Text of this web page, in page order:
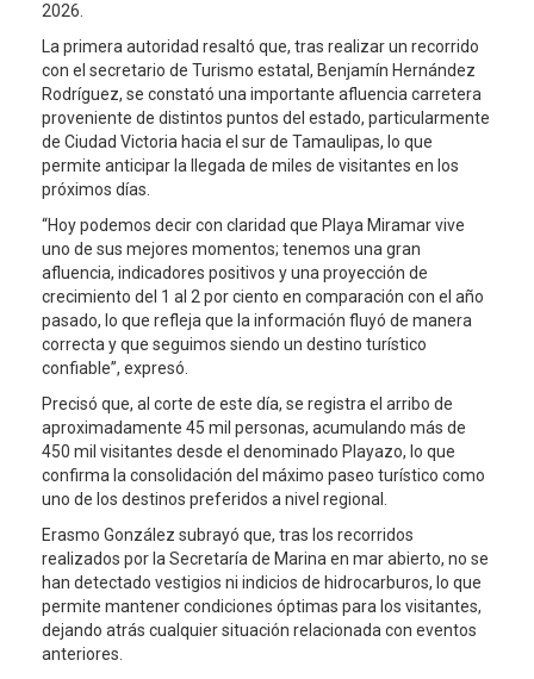
2026.
La primera autoridad resaltó que, tras realizar un recorrido
con el secretario de Turismo estatal, Benjamín Hernández
Rodríguez, se constató una importante afluencia carretera
proveniente de distintos puntos del estado, particularmente
de Ciudad Victoria hacia el sur de Tamaulipas, lo que
permite anticipar la llegada de miles de visitantes en los
próximos días.
“Hoy podemos decir con claridad que Playa Miramar vive
uno de sus mejores momentos; tenemos una gran
afluencia, indicadores positivos y una proyección de
crecimiento del 1 al 2 por ciento en comparación con el año
pasado, lo que refleja que la información fluyó de manera
correcta y que seguimos siendo un destino turístico
confiable”, expresó.
Precisó que, al corte de este día, se registra el arribo de
aproximadamente 45 mil personas, acumulando más de
450 mil visitantes desde el denominado Playazo, lo que
confirma la consolidación del máximo paseo turístico como
uno de los destinos preferidos a nivel regional.
Erasmo González subrayó que, tras los recorridos
realizados por la Secretaría de Marina en mar abierto, no se
han detectado vestigios ni indicios de hidrocarburos, lo que
permite mantener condiciones óptimas para los visitantes,
dejando atrás cualquier situación relacionada con eventos
anteriores.